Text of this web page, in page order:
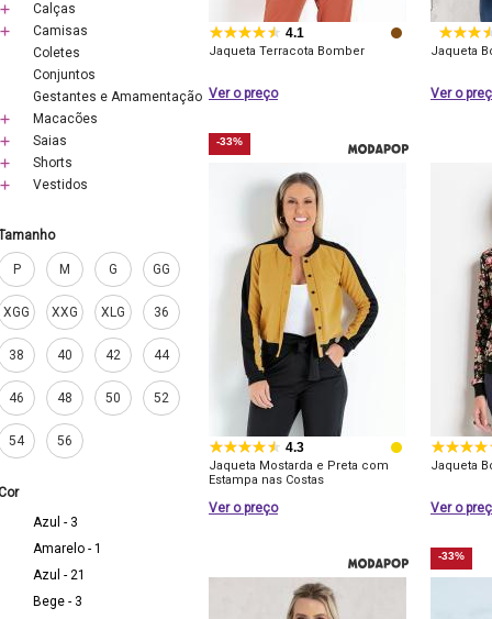
Calças
Camisas
Coletes
Conjuntos
Gestantes e Amamentação
Macacões
Saias
Shorts
Vestidos
P M G GG
XGG XXG XLG 36
38 40 42 44
46 48 50 52
54 56
Azul - 3
Amarelo - 1
Azul - 21
Bege - 3
4.1
Jaqueta Terracota Bomber
Ver o preço
Jaqueta
Ver o
-33%
4.3
Jaqueta Mostarda e Preta com
Estampa nas Costas
Ver o preço
Jaqueta
Ver o
-33%